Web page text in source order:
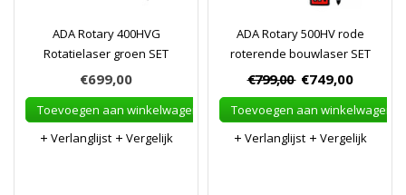
ADA Rotary 400HVG
Rotatielaser groen SET
€699,00
Toevoegen aan winkelwagen
Verlanglijst
Vergelijk
ADA Rotary 500HV rode
roterende bouwlaser SET
€799,00 €749,00
Toevoegen aan winkelwagen
Verlanglijst
Vergelijk